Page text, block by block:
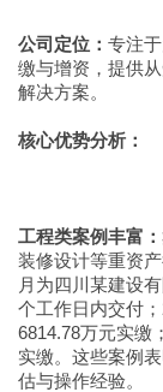
公司定位： 专注
缴与增资，提供
解决方案。
核心优势分析：
工程类案例丰富：
装修设计等重资
月为四川某建设
个工作日内交付
6814.78万元实缴
实缴。这些案例
估与操作经验。